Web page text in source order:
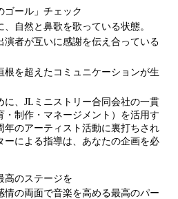
ゴール」チェック
自然と鼻歌を歌っている状態。
演者が互いに感謝を伝え合っている
根を超えたコミュニケーションが生
に、JLミニストリー合同会社の一貫
・制作・マネージメント）を活用す
年のアーティスト活動に裏打ちされ
ーによる指導は、あなたの企画を必
高のステージを
情の両面で音楽を高める最高のパー